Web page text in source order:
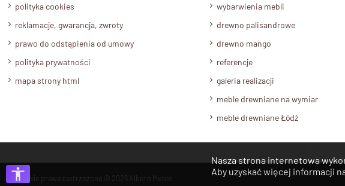
polityka cookies
reklamacje, gwarancja, zwroty
prawo do odstąpienia od umowy
polityka prywatności
mapa strony html
wybarwienia mebli
drewno palisandrowe
drewno mango
referencje
galeria realizacji
meble drewniane na wymiar
meble drewniane Łódź
Wszystkie prawa zastrzeżone © 2026 Albero Meble
Nasza strona internetowa
Aby uzyskać więcej informacji